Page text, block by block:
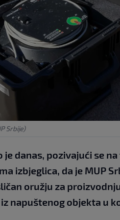
Srbije)
danas, pozivajući se
izbjeglica, da je MUP
oružju za
napuštenog objekta u